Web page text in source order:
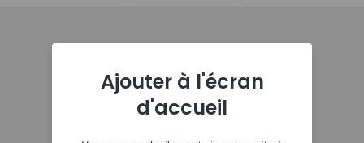
Ajouter à l'écran
d'accueil